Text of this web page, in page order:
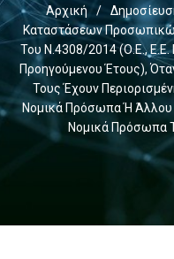
Αρχική /
Καταστάσεων
Του Ν.4308/2014 (Ο.Ε.,
Προηγούμενου Έτους),
Τους Έχουν
Νομικά Πρόσωπα Ή Άλλου
Νομικά Πρόσωπα